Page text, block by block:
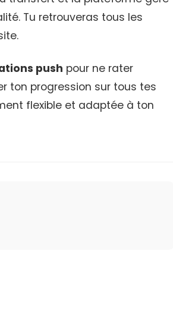
Tu retrouveras tous les
push pour ne rater
ton progression sur tous tes
flexible et adaptée à ton